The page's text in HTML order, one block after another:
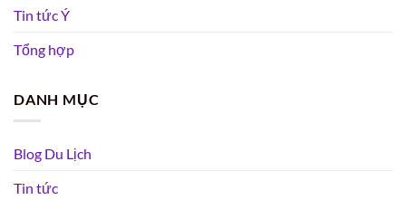
Tin tức Ý
Tổng hợp
DANH MỤC
Blog Du Lịch
Tin tức